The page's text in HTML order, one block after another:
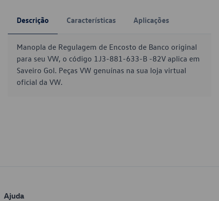
Descrição Características Aplicações
Manopla de Regulagem de Encosto de Banco original
para seu VW, o código 1J3-881-633-B -82V aplica em
Saveiro Gol. Peças VW genuínas na sua loja virtual
oficial da VW.
Ajuda